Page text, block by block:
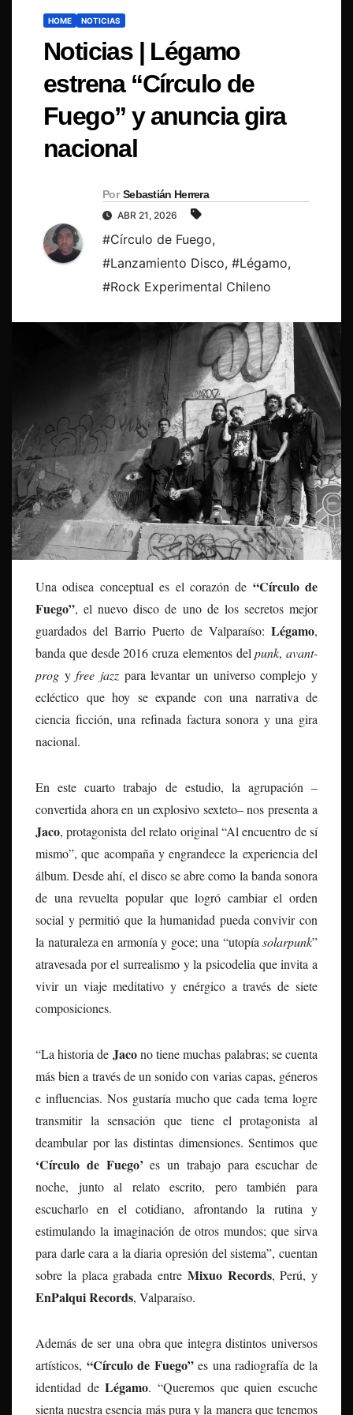
HOME NOTICIAS
Noticias | Légamo
estrena “Círculo de
Fuego” y anuncia gira
nacional
Por Sebastián Herrera
ABR 21, 2026
#Círculo de Fuego,
#Lanzamiento Disco, #Légamo,
#Rock Experimental Chileno
Una odisea conceptual es el corazón de “Círculo de
Fuego”, el nuevo disco de uno de los secretos mejor
guardados del Barrio Puerto de Valparaíso: Légamo,
banda que desde 2016 cruza elementos delpunk, avant-
prog yfree jazz para levantar un universo complejo y
ecléctico que hoy se expande con una narrativa de
ciencia ficción, una refinada factura sonora y una gira
nacional.
En este cuarto trabajo de estudio, la agrupación –
convertida ahora en un explosivo sexteto– nos presenta a
Jaco, protagonista del relato original “Al encuentro de sí
mismo”, que acompaña y engrandece la experiencia del
álbum. Desde ahí, el disco se abre como la banda sonora
de una revuelta popular que logró cambiar el orden
social y permitió que la humanidad pueda convivir con
la naturaleza en armonía y goce; una “utopíasolarpunk”
atravesada por el surrealismo y la psicodelia que invita a
vivir un viaje meditativo y enérgico a través de siete
composiciones.
“La historia de Jacono tiene muchas palabras; se cuenta
más bien a través de un sonido con varias capas, géneros
e influencias. Nos gustaría mucho que cada tema logre
transmitir la sensación que tiene el protagonista al
deambular por las distintas dimensiones. Sentimos que
‘Círculo de Fuego’ es un trabajo para escuchar de
noche, junto al relato escrito, pero también para
escucharlo en el cotidiano, afrontando la rutina y
estimulando la imaginación de otros mundos; que sirva
para darle cara a la diaria opresión del sistema”, cuentan
sobre la placa grabada entre Mixuo Records, Perú, y
EnPalqui Records, Valparaíso.
Además de ser una obra que integra distintos universos
artísticos, “Círculo de Fuego”es una radiografía de la
identidad deLégamo. “Queremos que quien escuche
sienta nuestra esencia más pura y la manera que tenemos